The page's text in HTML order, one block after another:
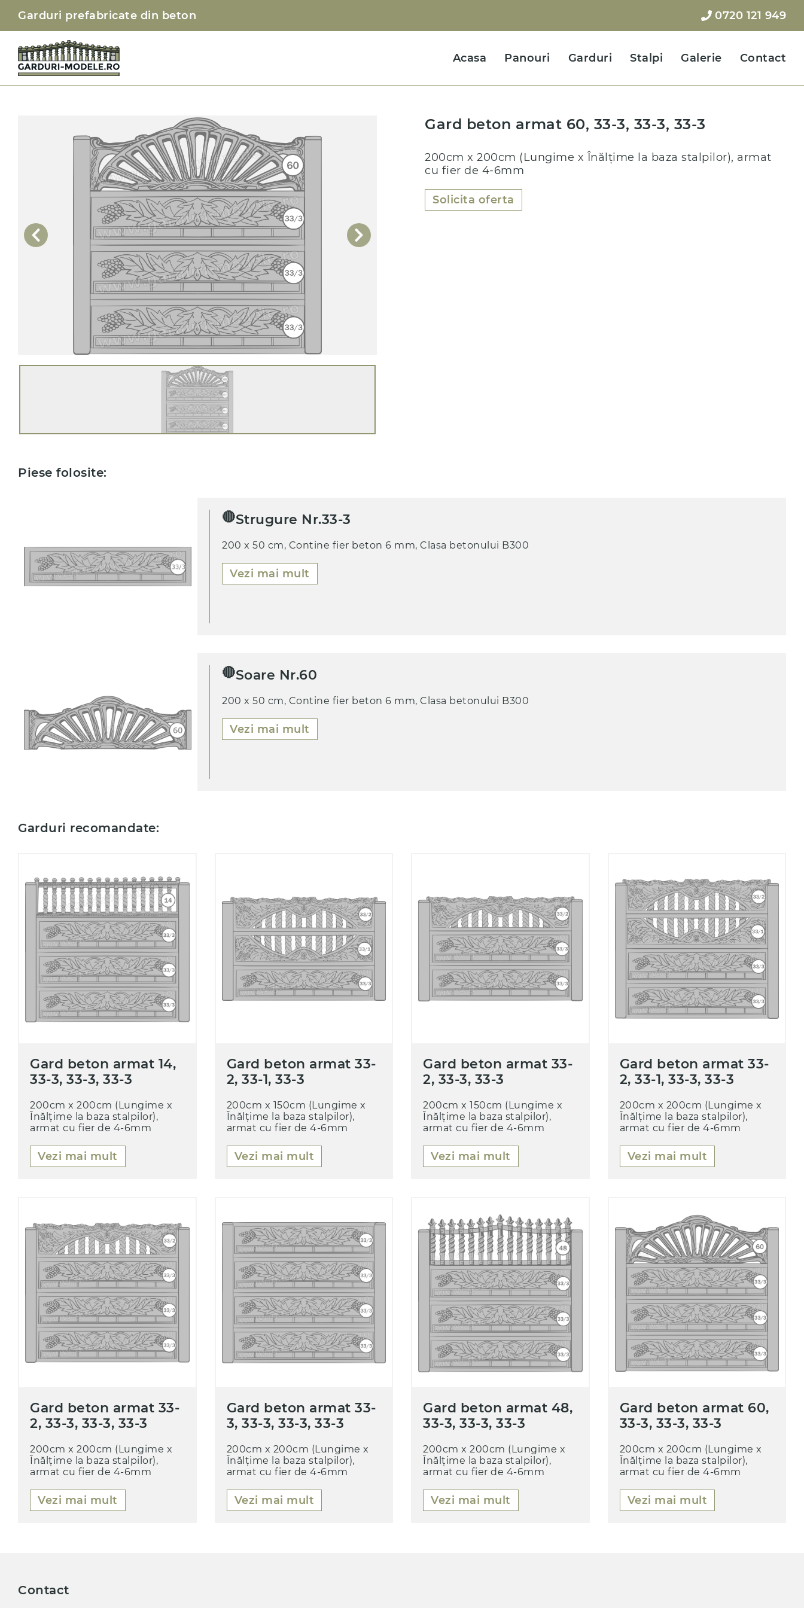
Garduri prefabricate din beton 0720 121 949
Acasa Panouri Garduri Stalpi Galerie Contact
Gard beton armat 60, 33-3, 33-3, 33-3
200cm x 200cm (Lungime x Înălțime la baza stalpilor), armat
cu fier de 4-6mm
Solicita oferta
Piese folosite:
🔴Strugure Nr.33-3
200 x 50 cm, Contine fier beton 6 mm, Clasa betonului B300
Vezi mai mult
🔴Soare Nr.60
200 x 50 cm, Contine fier beton 6 mm, Clasa betonului B300
Vezi mai mult
Garduri recomandate:
Gard beton armat 14,
33-3, 33-3, 33-3
200cm x 200cm (Lungime x
Înălțime la baza stalpilor),
armat cu fier de 4-6mm
Vezi mai mult
Gard beton armat 33-
2, 33-1, 33-3
200cm x 150cm (Lungime x
Înălțime la baza stalpilor),
armat cu fier de 4-6mm
Vezi mai mult
Gard beton armat 33-
2, 33-3, 33-3
200cm x 150cm (Lungime x
Înălțime la baza stalpilor),
armat cu fier de 4-6mm
Vezi mai mult
Gard beton armat 33-
2, 33-1, 33-3, 33-3
200cm x 200cm (Lungime x
Înălțime la baza stalpilor),
armat cu fier de 4-6mm
Vezi mai mult
Gard beton armat 33-
2, 33-3, 33-3, 33-3
200cm x 200cm (Lungime x
Înălțime la baza stalpilor),
armat cu fier de 4-6mm
Vezi mai mult
Gard beton armat 33-
3, 33-3, 33-3, 33-3
200cm x 200cm (Lungime x
Înălțime la baza stalpilor),
armat cu fier de 4-6mm
Vezi mai mult
Gard beton armat 48,
33-3, 33-3, 33-3
200cm x 200cm (Lungime x
Înălțime la baza stalpilor),
armat cu fier de 4-6mm
Vezi mai mult
Gard beton armat 60,
33-3, 33-3, 33-3
200cm x 200cm (Lungime x
Înălțime la baza stalpilor),
armat cu fier de 4-6mm
Vezi mai mult
Contact